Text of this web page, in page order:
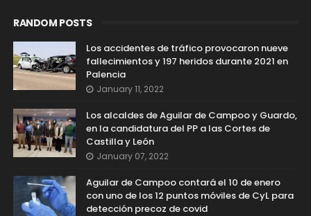
RANDOM POSTS
Los accidentes de tráfico provocaron nueve
fallecimientos y 197 heridos durante 2021 en
Palencia
January 11, 2022
Los alcaldes de Aguilar de Campoo y Guardo,
en la candidatura del PP a las Cortes de
Castilla y León
January 07, 2022
Aguilar de Campoo contará el 10 de enero
con uno de los 12 puntos móviles de CyL para
detección precoz de covid